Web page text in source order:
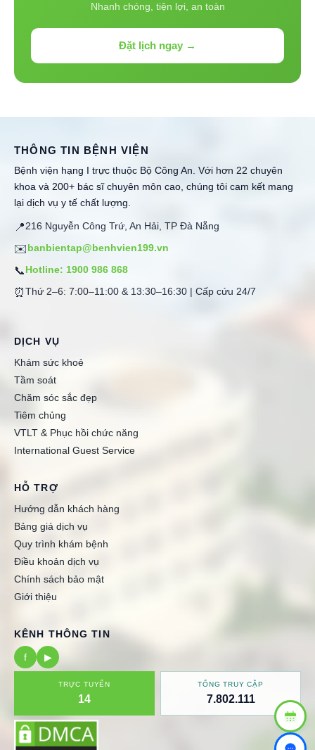
Nhanh chóng, tiện lợi, an toàn
Đặt lịch ngay →
THÔNG TIN BỆNH VIỆN
Bệnh viện hạng I trực thuộc Bộ Công An. Với hơn 22 chuyên
khoa và 200+ bác sĩ chuyên môn cao, chúng tôi cam kết mang
lại dịch vụ y tế chất lượng.
📍216 Nguyễn Công Trứ, An Hải, TP Đà Nẵng
✉️banbientap@benhvien199.vn
📞Hotline: 1900 986 868
⏰Thứ 2–6: 7:00–11:00 & 13:30–16:30 | Cấp cứu 24/7
DỊCH VỤ
Khám sức khoẻ
Tầm soát
Chăm sóc sắc đẹp
Tiêm chủng
VTLT & Phục hồi chức năng
International Guest Service
HỖ TRỢ
Hướng dẫn khách hàng
Bảng giá dịch vụ
Quy trình khám bệnh
Điều khoản dịch vụ
Chính sách bảo mật
Giới thiệu
KÊNH THÔNG TIN
f ▶
TRỰC TUYẾN
14
TỔNG TRUY CẬP
7.802.111